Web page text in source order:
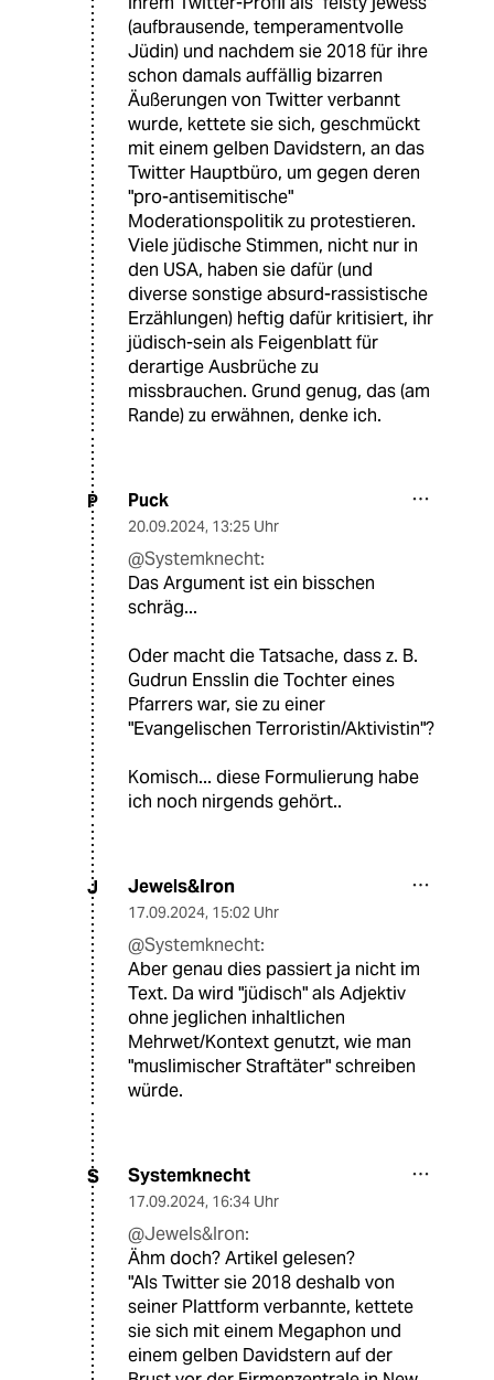
(aufbrausende, temperamentvolle
Jüdin) und nachdem sie 2018 für ihre
schon damals auffällig bizarren
Äußerungen von Twitter verbannt
wurde, kettete sie sich, geschmückt
mit einem gelben Davidstern, an das
Twitter Hauptbüro, um gegen deren
"pro-antisemitische"
Moderationspolitik zu protestieren.
Viele jüdische Stimmen, nicht nur in
den USA, haben sie dafür (und
diverse sonstige absurd-rassistische
Erzählungen) heftig dafür kritisiert, ihr
jüdisch-sein als Feigenblatt für
derartige Ausbrüche zu
missbrauchen. Grund genug, das (am
Rande) zu erwähnen, denke ich.
P Puck
20.09.2024, 13:25 Uhr
@Systemknecht:
Das Argument ist ein bisschen
schräg...
Oder macht die Tatsache, dass z. B.
Gudrun Ensslin die Tochter eines
Pfarrers war, sie zu einer
"Evangelischen Terroristin/Aktivistin"?
Komisch... diese Formulierung habe
ich noch nirgends gehört..
J Jewels&Iron
17.09.2024, 15:02 Uhr
@Systemknecht:
Aber genau dies passiert ja nicht im
Text. Da wird "jüdisch" als Adjektiv
ohne jeglichen inhaltlichen
Mehrwet/Kontext genutzt, wie man
"muslimischer Straftäter" schreiben
würde.
S Systemknecht
17.09.2024, 16:34 Uhr
@Jewels&Iron:
Ähm doch? Artikel gelesen?
"Als Twitter sie 2018 deshalb von
seiner Plattform verbannte, kettete
sie sich mit einem Megaphon und
einem gelben Davidstern auf der